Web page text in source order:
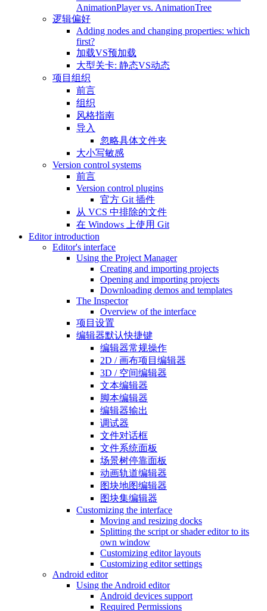
AnimationPlayer vs. AnimationTree
逻辑偏好
Adding nodes and changing properties: which
first?
加载VS预加载
大型关卡: 静态VS动态
项目组织
前言
组织
风格指南
导入
忽略具体文件夹
大小写敏感
Version control systems
前言
Version control plugins
官方 Git 插件
从 VCS 中排除的文件
在 Windows 上使用 Git
Editor introduction
Editor's interface
Using the Project Manager
Creating and importing projects
Opening and importing projects
Downloading demos and templates
The Inspector
Overview of the interface
项目设置
编辑器默认快捷键
编辑器常规操作
2D / 画布项目编辑器
3D / 空间编辑器
文本编辑器
脚本编辑器
编辑器输出
调试器
文件对话框
文件系统面板
场景树停靠面板
动画轨道编辑器
图块地图编辑器
图块集编辑器
Customizing the interface
Moving and resizing docks
Splitting the script or shader editor to its
own window
Customizing editor layouts
Customizing editor settings
Android editor
Using the Android editor
Android devices support
Required Permissions